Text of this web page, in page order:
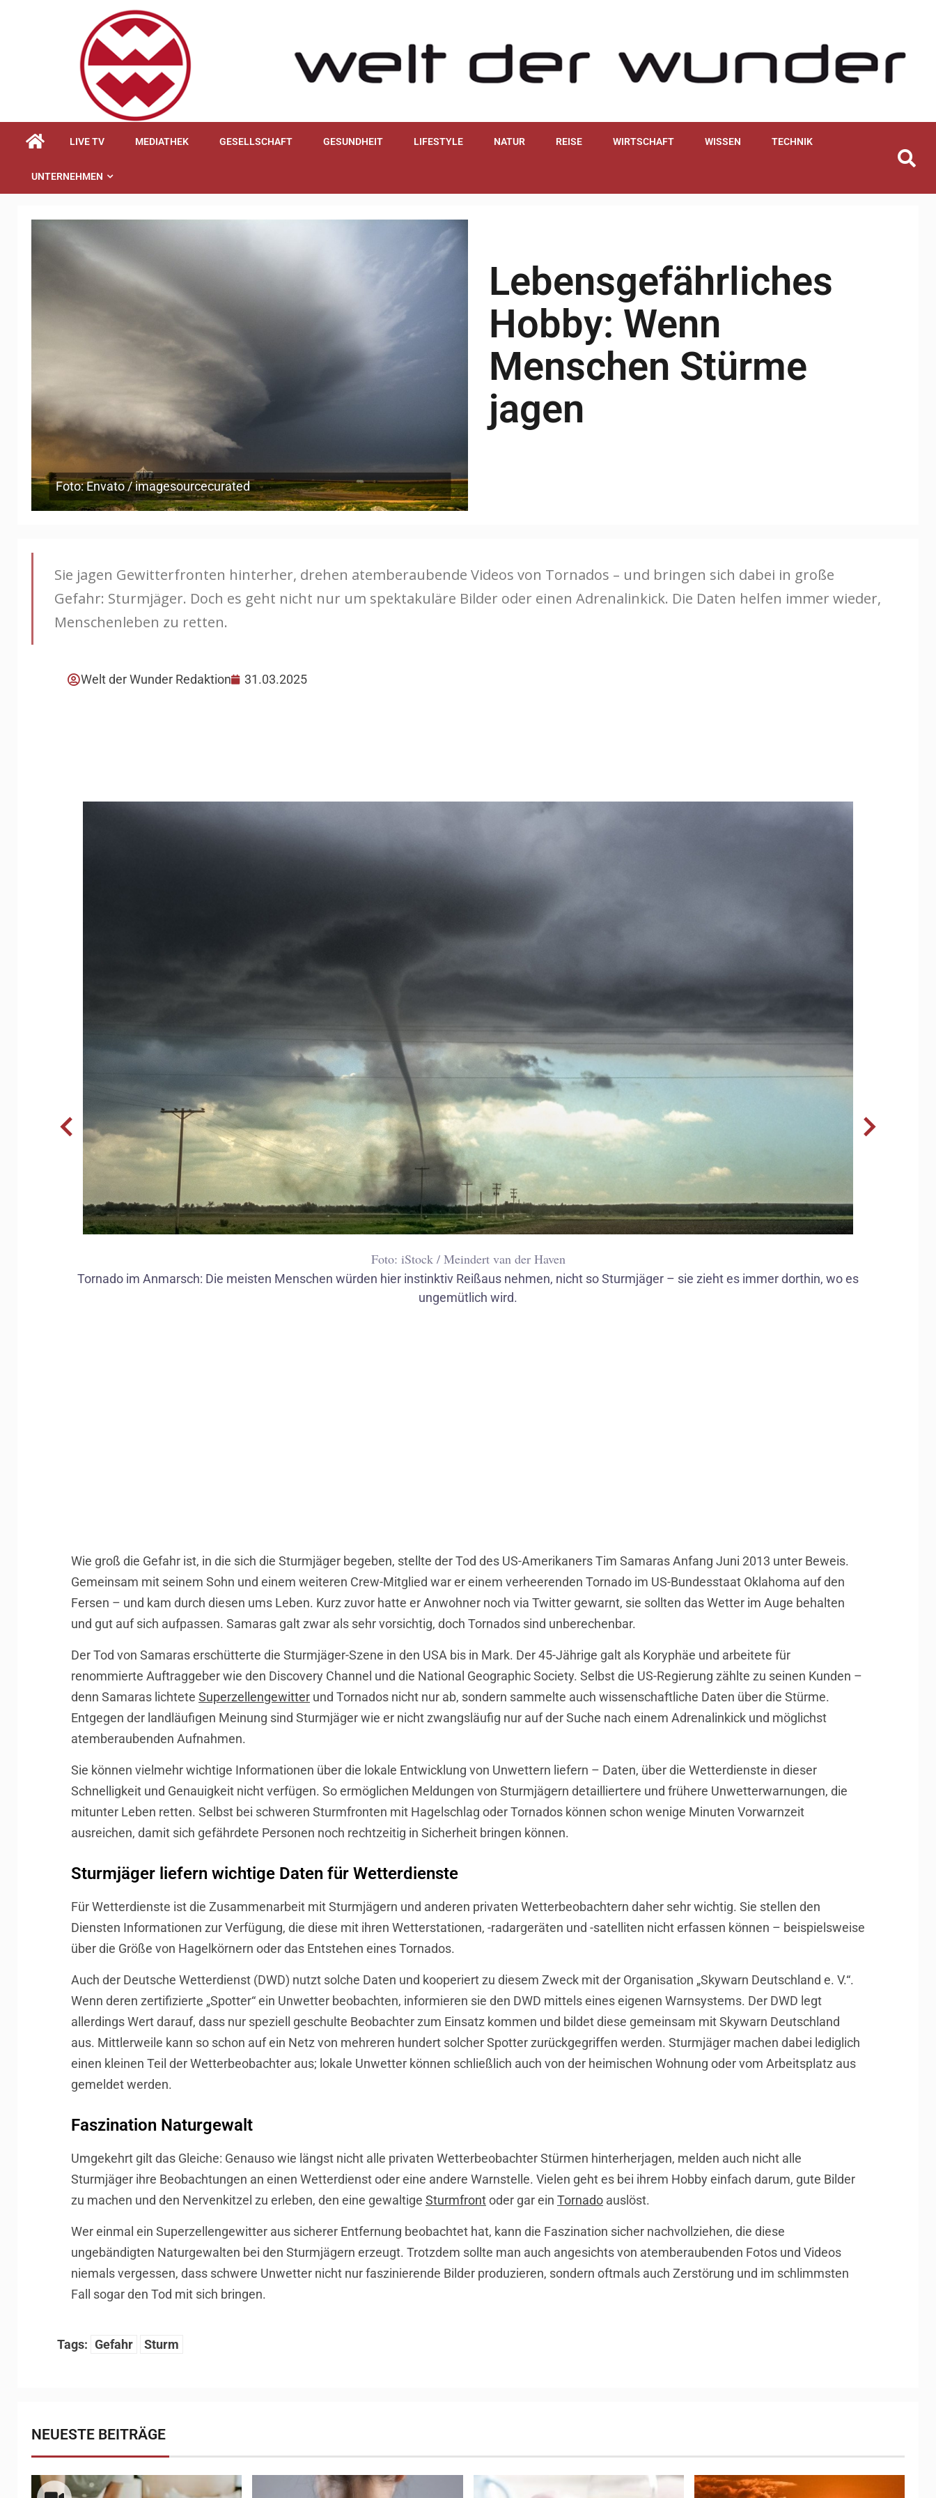
LIVE TV MEDIATHEK GESELLSCHAFT GESUNDHEIT LIFESTYLE NATUR REISE WIRTSCHAFT WISSEN TECHNIK
UNTERNEHMEN
Foto: Envato / imagesourcecurated
Lebensgefährliches
Hobby: Wenn
Menschen Stürme
jagen
Sie jagen Gewitterfronten hinterher, drehen atemberaubende Videos von Tornados – und bringen sich dabei in große
Gefahr: Sturmjäger. Doch es geht nicht nur um spektakuläre Bilder oder einen Adrenalinkick. Die Daten helfen immer wieder,
Menschenleben zu retten.
Welt der Wunder Redaktion 31.03.2025
Foto: iStock / Meindert van der Haven
Tornado im Anmarsch: Die meisten Menschen würden hier instinktiv Reißaus nehmen, nicht so Sturmjäger – sie zieht es immer dorthin, wo es
ungemütlich wird.
Wie groß die Gefahr ist, in die sich die Sturmjäger begeben, stellte der Tod des US-Amerikaners Tim Samaras Anfang Juni 2013 unter Beweis.
Gemeinsam mit seinem Sohn und einem weiteren Crew-Mitglied war er einem verheerenden Tornado im US-Bundesstaat Oklahoma auf den
Fersen – und kam durch diesen ums Leben. Kurz zuvor hatte er Anwohner noch via Twitter gewarnt, sie sollten das Wetter im Auge behalten
und gut auf sich aufpassen. Samaras galt zwar als sehr vorsichtig, doch Tornados sind unberechenbar.
Der Tod von Samaras erschütterte die Sturmjäger-Szene in den USA bis in Mark. Der 45-Jährige galt als Koryphäe und arbeitete für
renommierte Auftraggeber wie den Discovery Channel und die National Geographic Society. Selbst die US-Regierung zählte zu seinen Kunden –
denn Samaras lichtete Superzellengewitter und Tornados nicht nur ab, sondern sammelte auch wissenschaftliche Daten über die Stürme.
Entgegen der landläufigen Meinung sind Sturmjäger wie er nicht zwangsläufig nur auf der Suche nach einem Adrenalinkick und möglichst
atemberaubenden Aufnahmen.
Sie können vielmehr wichtige Informationen über die lokale Entwicklung von Unwettern liefern – Daten, über die Wetterdienste in dieser
Schnelligkeit und Genauigkeit nicht verfügen. So ermöglichen Meldungen von Sturmjägern detailliertere und frühere Unwetterwarnungen, die
mitunter Leben retten. Selbst bei schweren Sturmfronten mit Hagelschlag oder Tornados können schon wenige Minuten Vorwarnzeit
ausreichen, damit sich gefährdete Personen noch rechtzeitig in Sicherheit bringen können.
Sturmjäger liefern wichtige Daten für Wetterdienste
Für Wetterdienste ist die Zusammenarbeit mit Sturmjägern und anderen privaten Wetterbeobachtern daher sehr wichtig. Sie stellen den
Diensten Informationen zur Verfügung, die diese mit ihren Wetterstationen, -radargeräten und -satelliten nicht erfassen können – beispielsweise
über die Größe von Hagelkörnern oder das Entstehen eines Tornados.
Auch der Deutsche Wetterdienst (DWD) nutzt solche Daten und kooperiert zu diesem Zweck mit der Organisation „Skywarn Deutschland e. V.“.
Wenn deren zertifizierte „Spotter“ ein Unwetter beobachten, informieren sie den DWD mittels eines eigenen Warnsystems. Der DWD legt
allerdings Wert darauf, dass nur speziell geschulte Beobachter zum Einsatz kommen und bildet diese gemeinsam mit Skywarn Deutschland
aus. Mittlerweile kann so schon auf ein Netz von mehreren hundert solcher Spotter zurückgegriffen werden. Sturmjäger machen dabei lediglich
einen kleinen Teil der Wetterbeobachter aus; lokale Unwetter können schließlich auch von der heimischen Wohnung oder vom Arbeitsplatz aus
gemeldet werden.
Faszination Naturgewalt
Umgekehrt gilt das Gleiche: Genauso wie längst nicht alle privaten Wetterbeobachter Stürmen hinterherjagen, melden auch nicht alle
Sturmjäger ihre Beobachtungen an einen Wetterdienst oder eine andere Warnstelle. Vielen geht es bei ihrem Hobby einfach darum, gute Bilder
zu machen und den Nervenkitzel zu erleben, den eine gewaltige Sturmfrontoder gar ein Tornado auslöst.
Wer einmal ein Superzellengewitter aus sicherer Entfernung beobachtet hat, kann die Faszination sicher nachvollziehen, die diese
ungebändigten Naturgewalten bei den Sturmjägern erzeugt. Trotzdem sollte man auch angesichts von atemberaubenden Fotos und Videos
niemals vergessen, dass schwere Unwetter nicht nur faszinierende Bilder produzieren, sondern oftmals auch Zerstörung und im schlimmsten
Fall sogar den Tod mit sich bringen.
Tags: Gefahr Sturm
NEUESTE BEITRÄGE